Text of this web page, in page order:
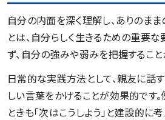
自分の内面を深く理解し、ありのま
とは、自分らしく生きるための重要
ず、自分の強みや弱みを把握すること
日常的な実践方法として、親友に話
しい言葉をかけることが効果的です
ときも「次はこうしよう」と建設的に